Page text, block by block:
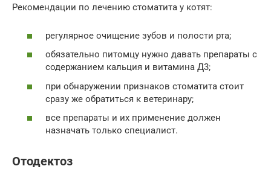
Рекомендации по лечению стоматита у котят:
регулярное очищение зубов и полости рта;
обязательно питомцу нужно давать препараты с
содержанием кальция и витамина Д3;
при обнаружении признаков стоматита стоит
сразу же обратиться к ветеринару;
все препараты и их применение должен
назначать только специалист.
Отодектоз